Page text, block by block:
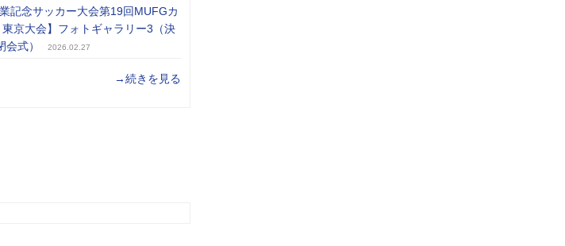
業記念サッカー大会第19回MUFGカ
東京大会】フォトギャラリー3（決
会式）
2026.02.27
→続きを見る